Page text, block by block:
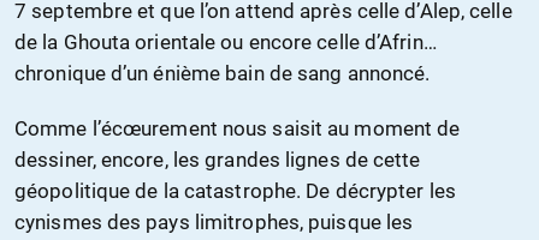
7 septembre et que l’on attend après celle d’Alep, celle
de la Ghouta orientale ou encore celle d’Afrin…
chronique d’un énième bain de sang annoncé.
Comme l’écœurement nous saisit au moment de
dessiner, encore, les grandes lignes de cette
géopolitique de la catastrophe. De décrypter les
cynismes des pays limitrophes, puisque les